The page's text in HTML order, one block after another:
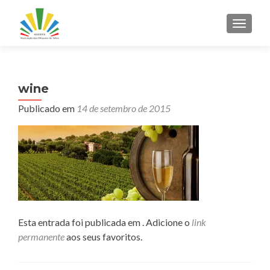
wine
Publicado em 14 de setembro de 2015
Esta entrada foi publicada em . Adicione o link
permanenteaos seus favoritos.